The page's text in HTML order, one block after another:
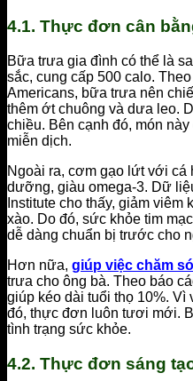
4.1. Thực đơn cân
Bữa trưa gia đình có thể là
sắc, cung cấp 500 calo.
Americans, bữa trưa nên
thêm ớt chuông và dưa leo.
chiều. Bên cạnh đó, món
miễn dịch.
Ngoài ra, cơm gạo lứt với cá
dưỡng, giàu omega-3. Dữ
Institute cho thấy, giảm viêm
xào. Do đó, sức khỏe tim
dễ dàng chuẩn bị trước cho
Hơn nữa, giúp việc chăm
trưa cho ông bà. Theo báo
giúp kéo dài tuổi thọ 10%. Vì
đó, thực đơn luôn tươi mới.
tình trạng sức khỏe.
4.2. Thực đơn sáng